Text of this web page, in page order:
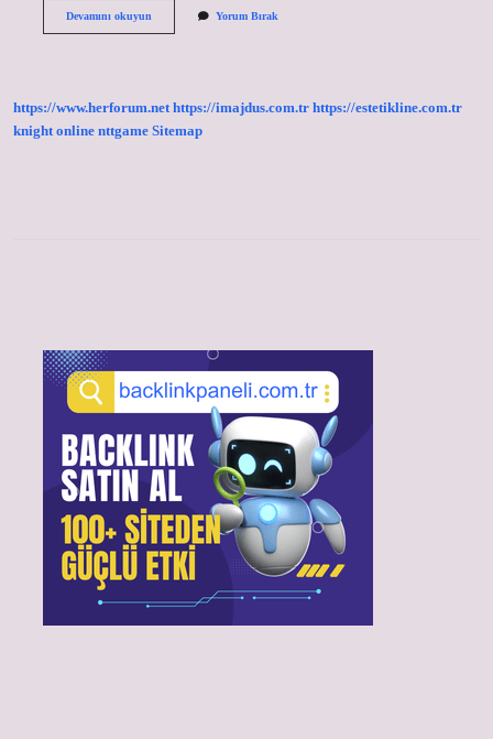
Devamını okuyunHalk
Yorum Bırak
https://www.herforum.net https://imajdus.com.tr https://estetikline.com.tr
knight online nttgame Sitemap